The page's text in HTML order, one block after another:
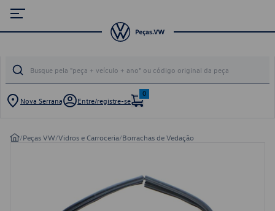
Nova Serrana Entre/registre-se
0
/Peças VW/Vidros e Carroceria/Borrachas de Vedação